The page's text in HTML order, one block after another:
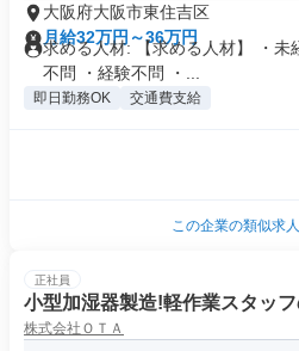
大阪府大阪市東住吉区
月給32万円～36万円
求める人材: 【求める人材】 ・未
不問 ・経験不問 ・...
即日勤務OK 交通費支給
この企業の類似求
正社員
小型加湿器製造!軽作業スタッ
株式会社ＯＴＡ